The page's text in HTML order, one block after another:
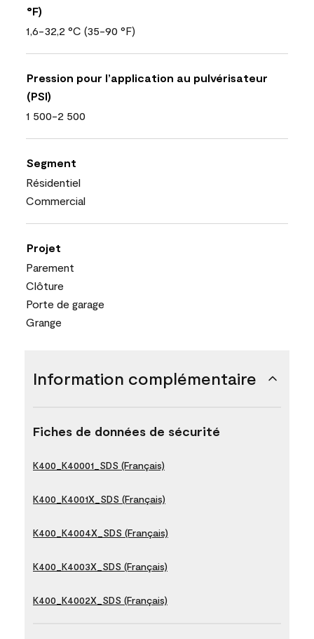
°F)
1,6-32,2 °C (35-90 °F)
Pression pour l’application au pulvérisateur
(PSI)
1 500-2 500
Segment
Résidentiel
Commercial
Projet
Parement
Clôture
Porte de garage
Grange
Information complémentaire
Fiches de données de sécurité
K400_K40001_SDS (Français)
K400_K4001X_SDS (Français)
K400_K4004X_SDS (Français)
K400_K4003X_SDS (Français)
K400_K4002X_SDS (Français)